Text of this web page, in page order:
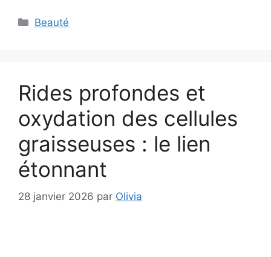
Catégories
Beauté
Rides profondes et
oxydation des cellules
graisseuses : le lien
étonnant
28 janvier 2026 par Olivia